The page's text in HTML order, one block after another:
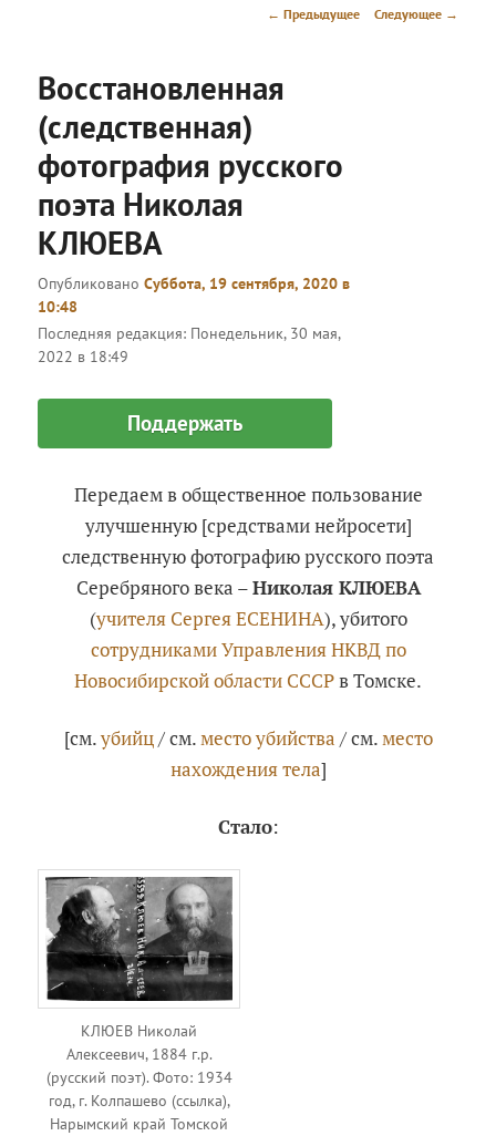
Навигация
← Предыдущее Следующее →
Восстановленная
(следственная)
фотография русского
поэта Николая
КЛЮЕВА
ОпубликованоСуббота, 19 сентября, 2020 в
10:48
Последняя редакция: Понедельник, 30 мая,
2022 в 18:49
Поддержать
Передаем в общественное пользование
улучшенную [средствами нейросети]
следственную фотографию русского поэта
Серебряного века –Николая КЛЮЕВА
(учителя Сергея ЕСЕНИНА), убитого
сотрудниками Управления НКВД по
Новосибирской области СССРв Томске.
[см.убийц/ см.место убийства / см.место
нахождения тела]
Стало:
КЛЮЕВ Николай
Алексеевич, 1884 г.р.
(русский поэт). Фото: 1934
год, г. Колпашево (ссылка),
Нарымский край Томской